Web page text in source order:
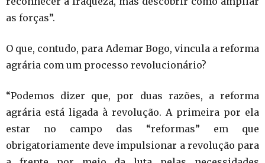
as forças”.
O que, contudo, para Ademar Bogo, vincula a reforma
agrária com um processo revolucionário?
“Podemos dizer que, por duas razões, a reforma
agrária está ligada à revolução. A primeira por ela
estar no campo das “reformas” em que
obrigatoriamente deve impulsionar a revolução para